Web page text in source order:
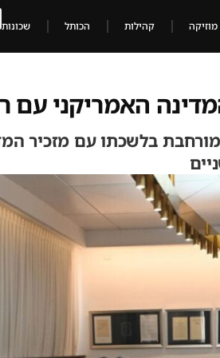
מוזיקה קהילות הכותל שכונות
האמריקני עם
בלשכתו עם מזכיר